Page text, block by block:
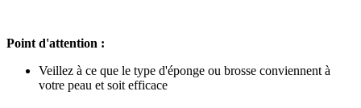
Point d'attention :
Veillez à ce que le type d'éponge ou brosse conviennent à
votre peau et soit efficace